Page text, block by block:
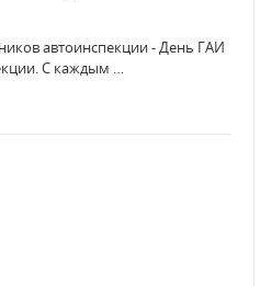
автоинспекции - День ГАИ
С каждым …